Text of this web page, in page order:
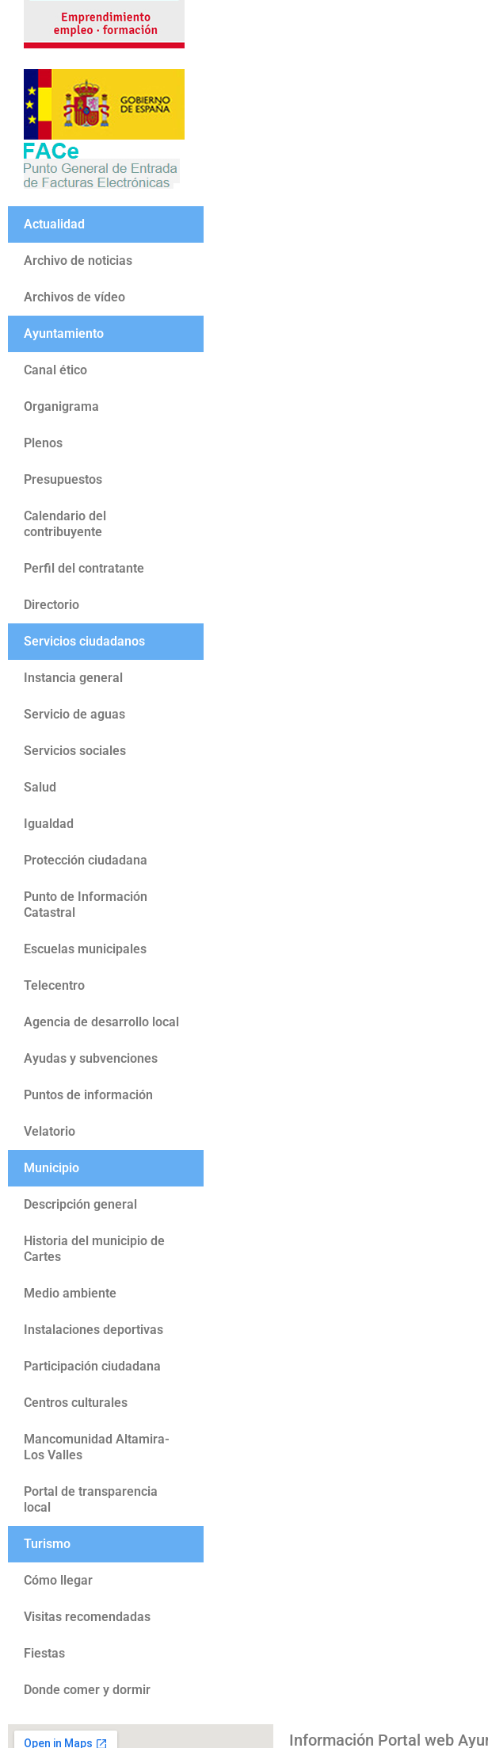
Actualidad
Archivo de noticias
Archivos de vídeo
Ayuntamiento
Canal ético
Organigrama
Plenos
Presupuestos
Calendario del
contribuyente
Perfil del contratante
Directorio
Servicios ciudadanos
Instancia general
Servicio de aguas
Servicios sociales
Salud
Igualdad
Protección ciudadana
Punto de Información
Catastral
Escuelas municipales
Telecentro
Agencia de desarrollo local
Ayudas y subvenciones
Puntos de información
Velatorio
Municipio
Descripción general
Historia del municipio de
Cartes
Medio ambiente
Instalaciones deportivas
Participación ciudadana
Centros culturales
Mancomunidad Altamira-
Los Valles
Portal de transparencia
local
Turismo
Cómo llegar
Visitas recomendadas
Fiestas
Donde comer y dormir
Información Portal web